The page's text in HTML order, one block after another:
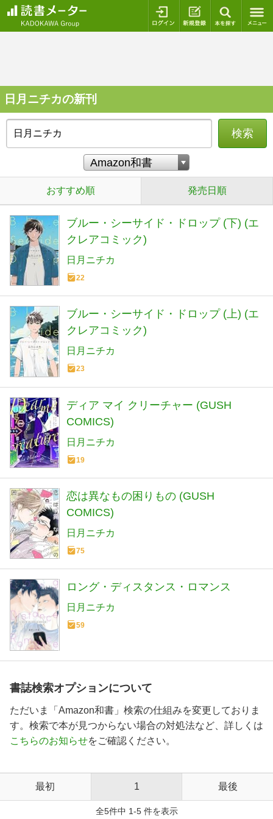
ログイン 新規登録
日月ニチカの新刊
検索
おすすめ順 発売日順
ブルー・シーサイド・ドロップ (下) (エ
クレアコミック)
日月ニチカ
22
ブルー・シーサイド・ドロップ (上) (エ
クレアコミック)
日月ニチカ
23
ディア マイ クリーチャー (GUSH
COMICS)
日月ニチカ
19
恋は異なもの困りもの (GUSH
COMICS)
日月ニチカ
75
ロング・ディスタンス・ロマンス
日月ニチカ
59
書誌検索オプションについて
ただいま「Amazon和書」検索の仕組みを変更しておりま
す。検索で本が見つからない場合の対処法など、詳しくは
こちらのお知らせをご確認ください。
最初 1 最後
全5件中 1-5 件を表示